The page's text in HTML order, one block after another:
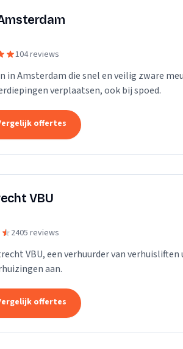
104 reviews
in Amsterdam die snel en veilig zware
verplaatsen, ook bij spoed.
offertes
VBU
2405 reviews
VBU, een verhuurder van
aan.
offertes